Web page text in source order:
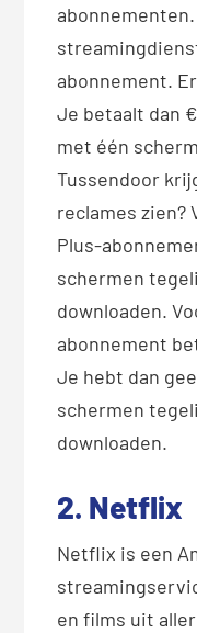
abonnement.
Je betaalt dan
met één
Tussendoor
reclames zien?
Plus-
schermen
downloaden.
abonnement
Je hebt dan
schermen
downloaden.
2. Netflix
Netflix is een
en films uit